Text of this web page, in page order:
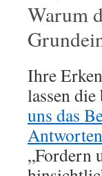
Warum
Ihre
lassen
uns das
„Fordern